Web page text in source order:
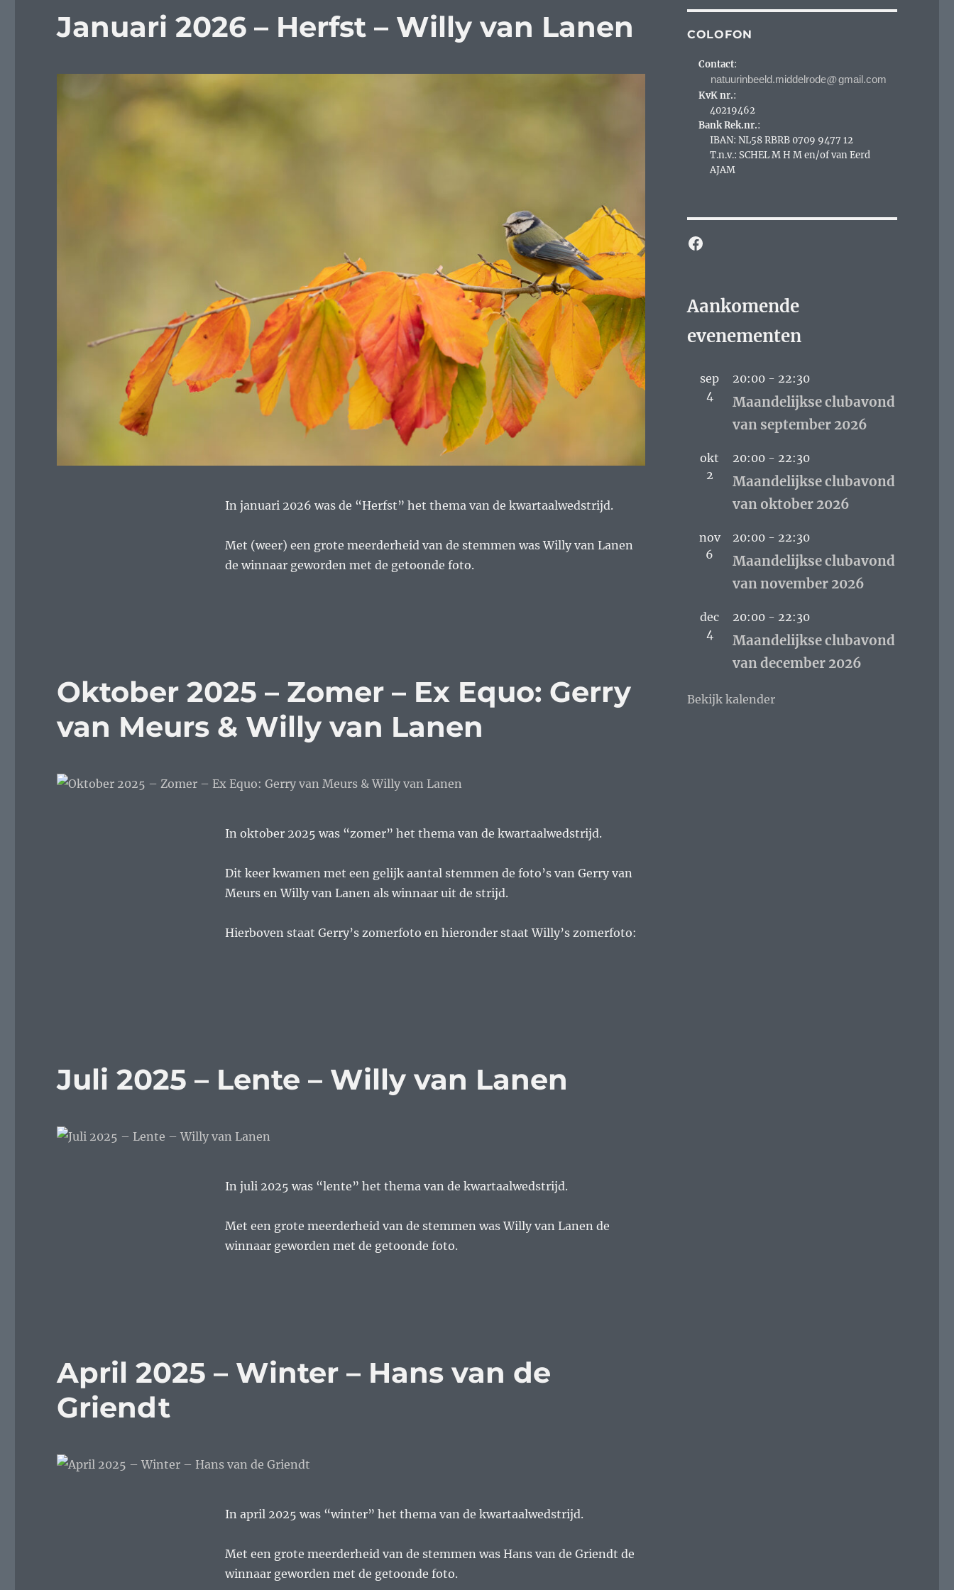
Januari 2026 – Herfst – Willy van Lanen
In januari 2026 was de “Herfst” het thema van de kwartaalwedstrijd.
Met (weer) een grote meerderheid van de stemmen was Willy van Lanen
de winnaar geworden met de getoonde foto.
Oktober 2025 – Zomer – Ex Equo: Gerry
van Meurs & Willy van Lanen
In oktober 2025 was “zomer” het thema van de kwartaalwedstrijd.
Dit keer kwamen met een gelijk aantal stemmen de foto’s van Gerry van
Meurs en Willy van Lanen als winnaar uit de strijd.
Hierboven staat Gerry’s zomerfoto en hieronder staat Willy’s zomerfoto:
Juli 2025 – Lente – Willy van Lanen
In juli 2025 was “lente” het thema van de kwartaalwedstrijd.
Met een grote meerderheid van de stemmen was Willy van Lanen de
winnaar geworden met de getoonde foto.
April 2025 – Winter – Hans van de
Griendt
In april 2025 was “winter” het thema van de kwartaalwedstrijd.
Met een grote meerderheid van de stemmen was Hans van de Griendt de
winnaar geworden met de getoonde foto.
COLOFON
Contact:
@
KvK nr.:
40219462
Bank Rek.nr.:
IBAN: NL58 RBRB 0709 9477 12
T.n.v.: SCHEL M H M en/of van Eerd
AJAM
Facebook
Aankomende
evenementen
sep
4
20:00- 22:30
Maandelijkse clubavond
van september 2026
okt
2
20:00- 22:30
Maandelijkse clubavond
van oktober 2026
nov
6
20:00- 22:30
Maandelijkse clubavond
van november 2026
dec
4
20:00- 22:30
Maandelijkse clubavond
van december 2026
Bekijk kalender